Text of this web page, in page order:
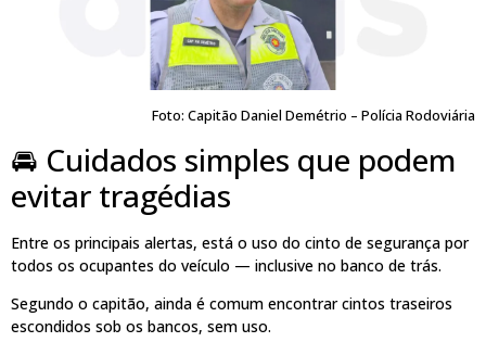
Foto: Capitão Daniel Demétrio – Polícia Rodoviária
🚘 Cuidados simples que podem
evitar tragédias
Entre os principais alertas, está o uso do cinto de segurança por
todos os ocupantes do veículo — inclusive no banco de trás.
Segundo o capitão, ainda é comum encontrar cintos traseiros
escondidos sob os bancos, sem uso.